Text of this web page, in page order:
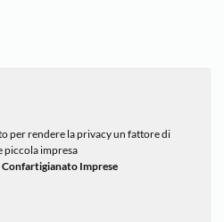
per rendere la privacy un fattore di
Imprese